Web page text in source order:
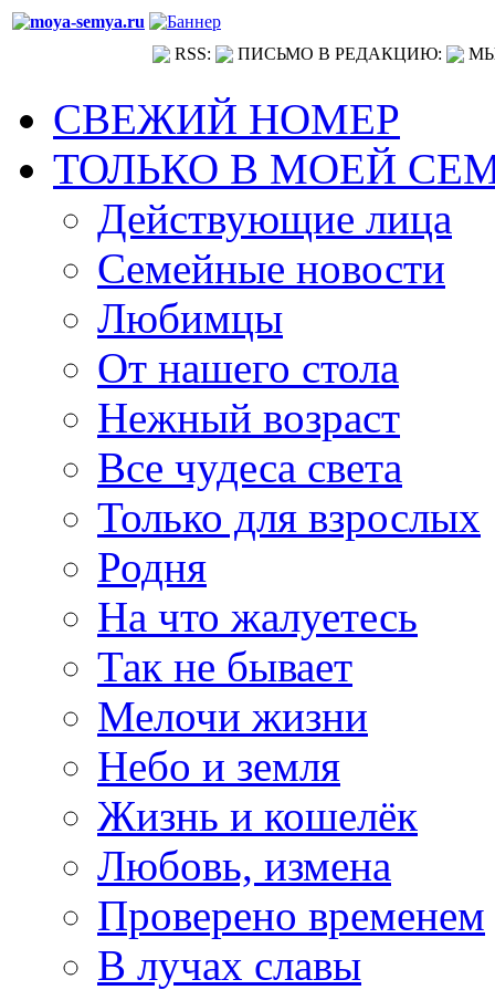
RSS: ПИСЬМО В РЕДАКЦИЮ:
СВЕЖИЙ НОМЕР
ТОЛЬКО В МОЕЙ
Действующие лица
Семейные новости
Любимцы
От нашего стола
Нежный возраст
Все чудеса света
Только для взрослых
Родня
На что жалуетесь
Так не бывает
Мелочи жизни
Небо и земля
Жизнь и кошелёк
Любовь, измена
Проверено временем
В лучах славы